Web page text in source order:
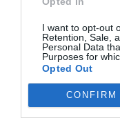
I want to opt-out
Retention, Sale,
Personal Data
Purposes for
Opted Out
CONFIRM
na Prime Video,
última, apenas